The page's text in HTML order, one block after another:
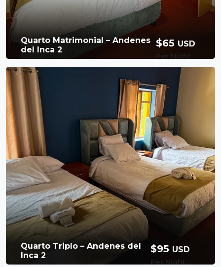
Quarto Matrimonial – Andenes
del Inca 2
$65 USD
Per Night
O Quarto Matrimonial do Andenes del Inca
II é um espaço tranquilo e acolhedor com
uma bela vista panorâmica dos arredores de
Ollantaytambo. É uma excelente opção para
cas
2 Persons
1 cama queen size
Free Wi-Fi
Banheiro privativo
Chuveiro quente
Café da manhã
incluso
Booking Now
Quarto Triplo – Andenes del
Inca 2
$95 USD
Per Night